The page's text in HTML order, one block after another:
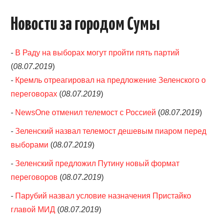
Новости за городом Сумы
- В Раду на выборах могут пройти пять партий
(08.07.2019)
- Кремль отреагировал на предложение Зеленского о
переговорах (08.07.2019)
- NewsOne отменил телемост с Россией (08.07.2019)
-Зеленский назвал телемост дешевым пиаром перед
выборами (08.07.2019)
-Зеленский предложил Путину новый формат
переговоров (08.07.2019)
- Парубий назвал условие назначения Пристайко
главой МИД (08.07.2019)